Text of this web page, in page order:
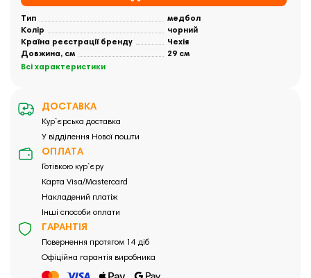
Тип
медбол
Колір
чорний
Країна реєстрації бренду
Чехія
Довжина, см
29 см
Всі характеристики
ДОСТАВКА
Кур`єрська доставка
У відділення Нової пошти
ОПЛАТА
Готівкою кур`єру
Карта Visa/Mastercard
Накладений платіж
Інші способи оплати
ГАРАНТІЯ
Повернення протягом 14 діб
Офіційна гарантія виробника